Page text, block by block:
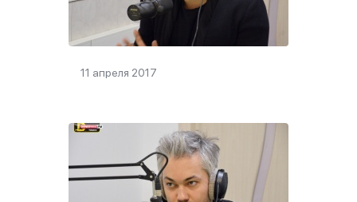
11 апреля 2017